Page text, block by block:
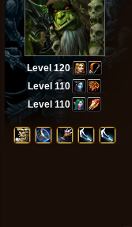
Level 120
Level 110
Level 110